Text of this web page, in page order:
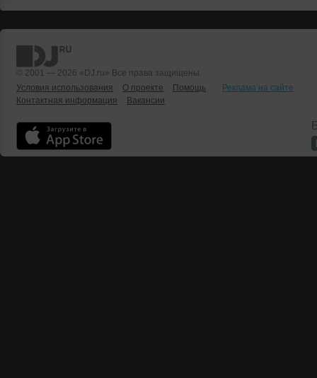
© 2001 — 2026 «DJ.ru» Все права защищены.
Условия использования
О проекте Помощь
Реклама на сайте
Контактная информация
Вакансии